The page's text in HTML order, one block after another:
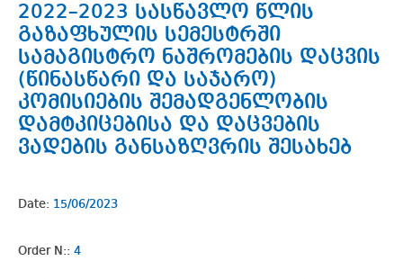
2022–2023 სასწავლო წლის
გაზაფხულის სემესტრში
სამაგისტრო ნაშრომების დაცვის
(წინასწარი და საჯარო)
კომისიების შემადგენლობის
დამტკიცებისა და დაცვების
ვადების განსაზღვრის შესახებ
Date: 15/06/2023
Order N:: 4